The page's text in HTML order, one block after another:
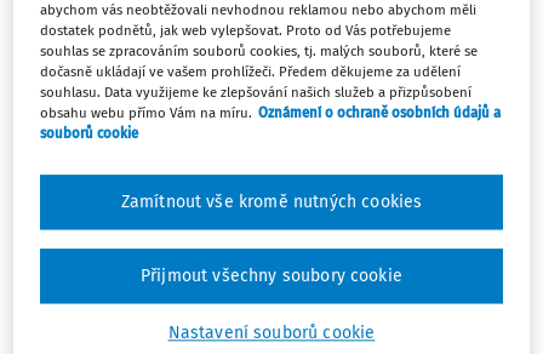
Tento dokument je jen pro
předplatitele
Zaregistrujte se a získejte přístup k
obsahu na 14 dní zdarma
Díky registraci získáte přístup k:
pracovního práva
abychom vás neobtěžovali nevhodnou reklamou nebo abychom měli
dostatek podnětů, jak web vylepšovat. Proto od Vás potřebujeme
souhlas se zpracováním souborů cookies, tj. malých souborů, které se
dočasně ukládají ve vašem prohlížeči. Předem děkujeme za udělení
souhlasu. Data využijeme ke zlepšování našich služeb a přizpůsobení
obsahu webu přímo Vám na míru. Oznámení o ochraně osobních údajů a
souborů cookie
Nastavení souborů cookie
Zamítnout vše kromě nutných cookies
Přijmout všechny soubory cookie